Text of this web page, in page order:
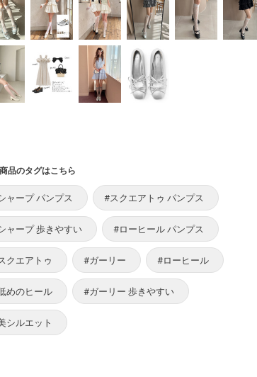
品のタグはこちら
ャープ パンプス #スクエアトゥ パンプス
ャープ 歩きやすい #ローヒール パンプス
クエアトゥ #ガーリー #ローヒール
めのヒール #ガーリー 歩きやすい
シルエット